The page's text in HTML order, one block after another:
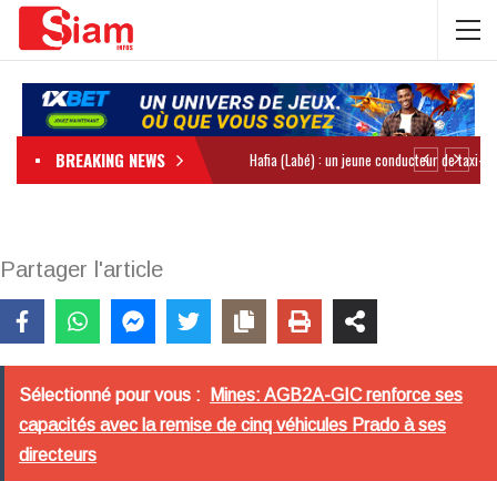
BREAKING NEWS
Partager l'article
Sélectionné pour vous :
Mines: AGB2A-GIC renforce ses
capacités avec la remise de cinq véhicules Prado à ses
directeurs